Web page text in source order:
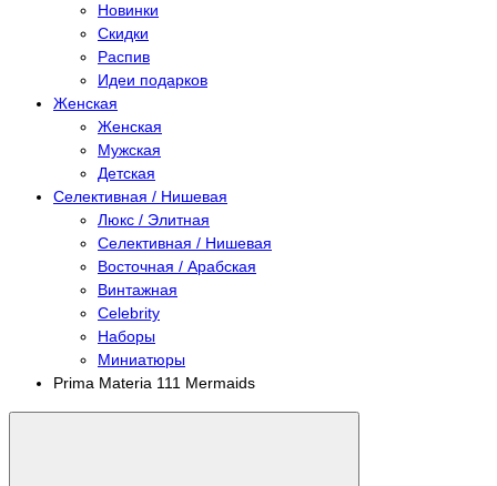
Новинки
Скидки
Распив
Идеи подарков
Женская
Женская
Мужская
Детская
Селективная / Нишевая
Люкс / Элитная
Селективная / Нишевая
Восточная / Арабская
Винтажная
Celebrity
Наборы
Миниатюры
Prima Materia 111 Mermaids